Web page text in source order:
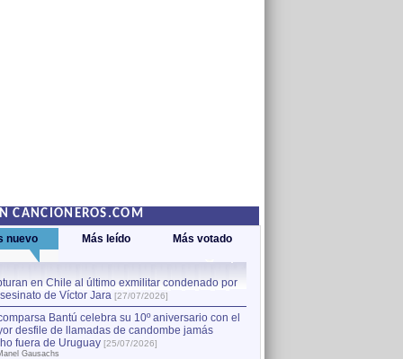
CANCIONEROS.COM
nuevo Más leído Más votado
en Chile al último exmilitar condenado por
de Víctor Jara [27/07/2026]
Bantú celebra su 10º aniversario con el
desfile de llamadas de candombe jamás
fuera de Uruguay [25/07/2026]
Gausachs